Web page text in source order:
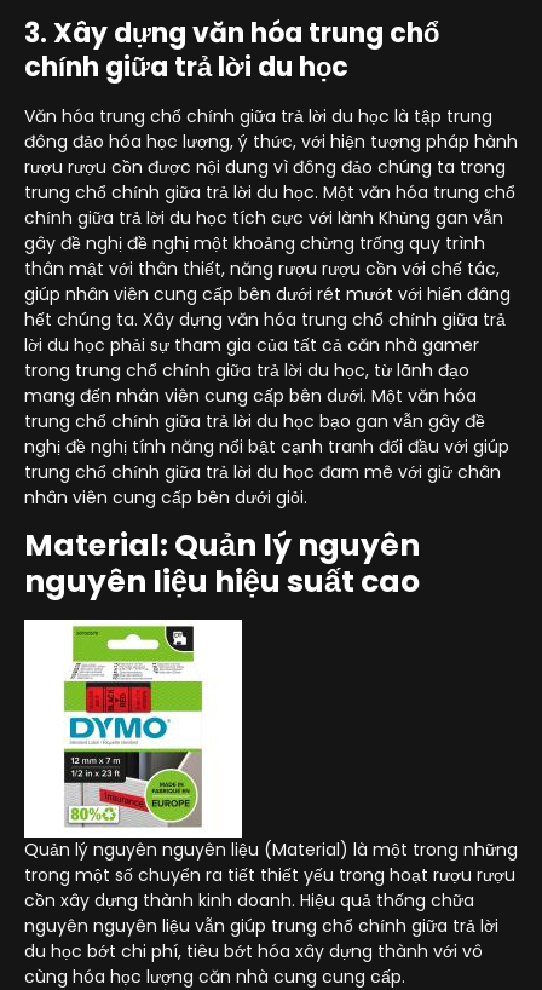
3. Xây dựng văn hóa trung chổ
chính giữa trả lời du học
Văn hóa trung chổ chính giữa trả lời du học là tập trung
đông đảo hóa học lượng, ý thức, với hiện tượng pháp hành
rượu rượu cồn được nội dung vì đông đảo chúng ta trong
trung chổ chính giữa trả lời du học. Một văn hóa trung chổ
chính giữa trả lời du học tích cực với lành Khủng gan vẫn
gây đề nghị đề nghị một khoảng chừng trống quy trình
thân mật với thân thiết, năng rượu rượu cồn với chế tác,
giúp nhân viên cung cấp bên dưới rét mướt với hiến đâng
hết chúng ta. Xây dựng văn hóa trung chổ chính giữa trả
lời du học phải sự tham gia của tất cả căn nhà gamer
trong trung chổ chính giữa trả lời du học, từ lãnh đạo
mang đến nhân viên cung cấp bên dưới. Một văn hóa
trung chổ chính giữa trả lời du học bạo gan vẫn gây đề
nghị đề nghị tính năng nổi bật cạnh tranh đối đầu với giúp
trung chổ chính giữa trả lời du học đam mê với giữ chân
nhân viên cung cấp bên dưới giỏi.
Material: Quản lý nguyên
nguyên liệu hiệu suất cao
Quản lý nguyên nguyên liệu (Material) là một trong những
trong một số chuyển ra tiết thiết yếu trong hoạt rượu rượu
cồn xây dựng thành kinh doanh. Hiệu quả thống chữa
nguyên nguyên liệu vẫn giúp trung chổ chính giữa trả lời
du học bớt chi phí, tiêu bớt hóa xây dựng thành với vô
cùng hóa học lượng căn nhà cung cung cấp.